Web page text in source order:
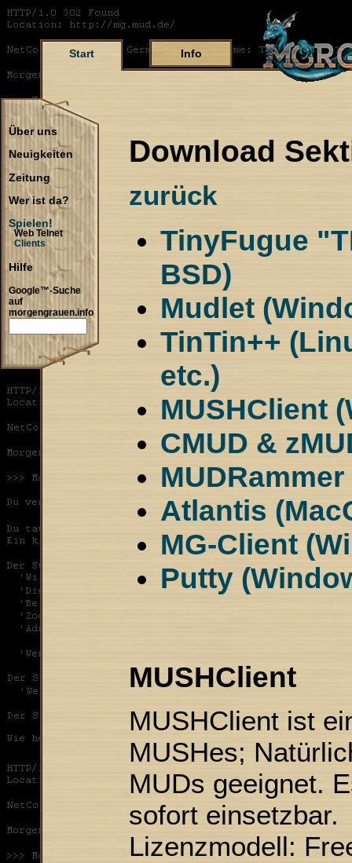
Start Info
Über uns
Neuigkeiten
Zeitung
Wer ist da?
Spielen!
Web Telnet
Clients
Hilfe
Google™-Suche
auf
morgengrauen.info
Download
zurück
TinyFugue
BSD)
Mudlet
TinTin++
etc.)
MUSHClient
CMUD &
MUDRammer
Atlantis
MG-Client
Putty
MUSHClient
MUSHClient ist
MUSHes;
MUDs geeignet.
sofort einsetzbar.
Lizenzmodell: